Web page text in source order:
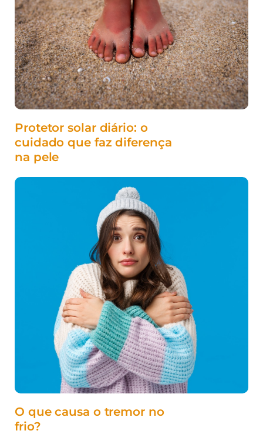
Protetor solar diário: o
cuidado que faz diferença
na pele
O que causa o tremor no
frio?